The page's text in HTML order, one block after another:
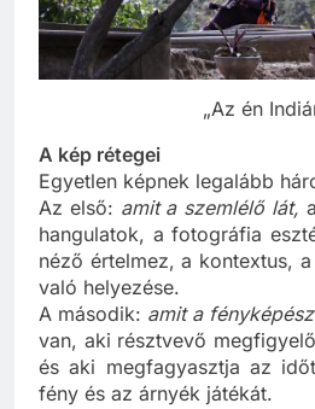
A kép rétegei
Egyetlen képnek legalább
Az első:amit a szemlélő lát,
hangulatok, a fotográfia
néző értelmez, a kontextus, a
való helyezése.
A második:amit a
van, aki résztvevő
és aki megfagyasztja az